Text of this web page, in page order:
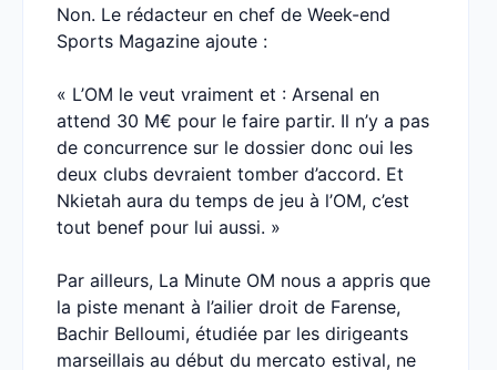
Non. Le rédacteur en chef de Week-end
Sports Magazine ajoute :
« L’OM le veut vraiment et : Arsenal en
attend 30 M€ pour le faire partir. Il n’y a pas
de concurrence sur le dossier donc oui les
deux clubs devraient tomber d’accord. Et
Nkietah aura du temps de jeu à l’OM, c’est
tout benef pour lui aussi. »
Par ailleurs, La Minute OM nous a appris que
la piste menant à l’ailier droit de Farense,
Bachir Belloumi, étudiée par les dirigeants
marseillais au début du mercato estival, ne